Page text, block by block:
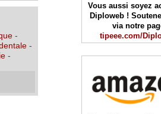
-
-
-
Vous aussi soyez
Diploweb !
via notre
tipeee.com/